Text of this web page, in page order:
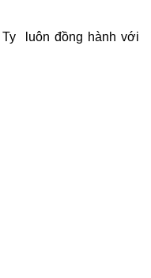
luôn đồng hành với